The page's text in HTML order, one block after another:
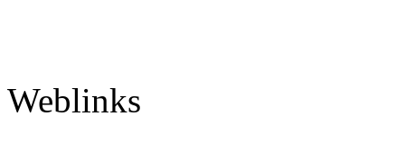
Weblinks